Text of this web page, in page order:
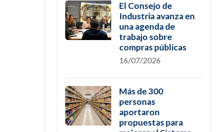
El Consejo de
Industria avanza en
una agenda de
trabajo sobre
compras públicas
16/07/2026
Más de 300
personas
aportaron
propuestas para